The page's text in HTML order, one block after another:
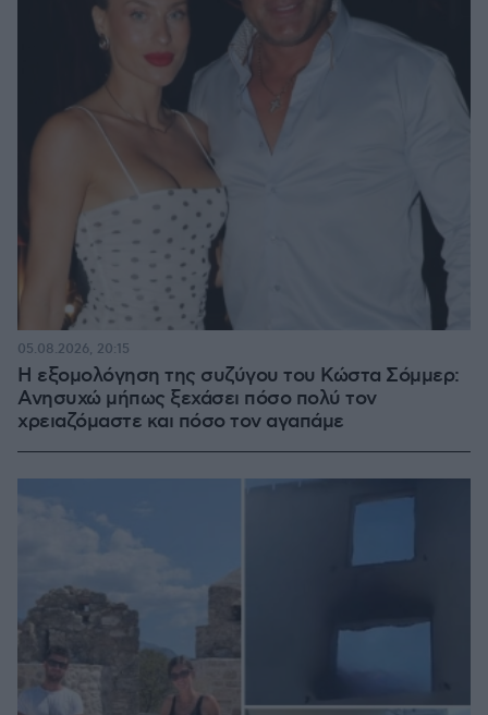
Η εξομολόγηση της συζύγου του Κώστα Σόμμερ:
Ανησυχώ μήπως ξεχάσει πόσο πολύ τον
χρειαζόμαστε και πόσο τον αγαπάμε
05.08.2026, 20:15